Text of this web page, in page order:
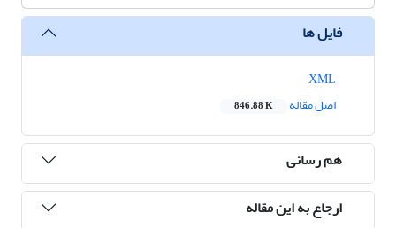
فایل ها
اصل مقاله
846.88 K
هم رسانی
ارجاع به این مقاله